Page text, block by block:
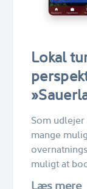
Lokal
Som udlejer
mange
muligt at
Læs mere